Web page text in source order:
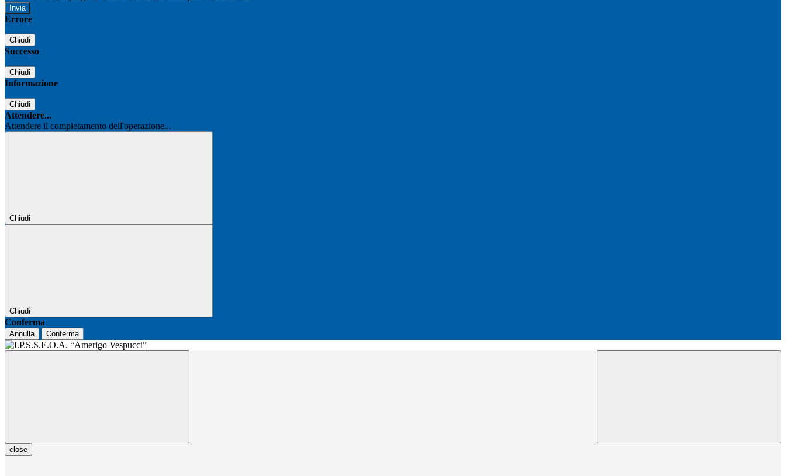
Errore
Chiudi
Successo
Chiudi
Informazione
Chiudi
Attendere...
Attendere il completamento dell'operazione...
Chiudi
Chiudi
Conferma
Annulla Conferma
close